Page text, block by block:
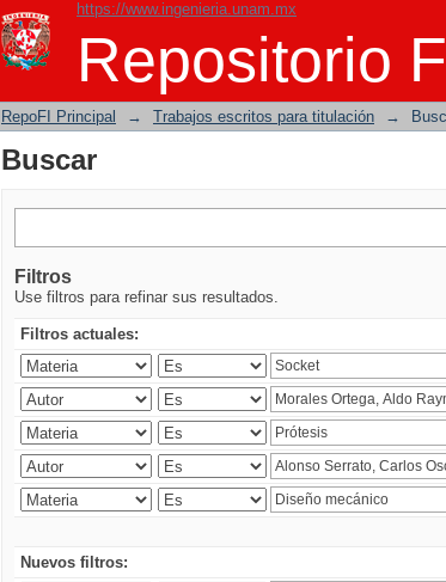
https://www.ingenieria.unam.mx
Repositorio
Buscar
RepoFI Principal → Trabajos escritos para titulación →
Buscar
Filtros
Use filtros para refinar sus resultados.
Filtros actuales:
Nuevos filtros: